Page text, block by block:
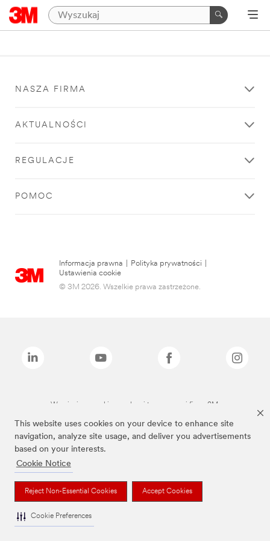
This website uses cookies on your device to enhance site
navigation, analyze site usage, and deliver you advertisements
based on your interests.
Cookie Notice
Reject Non-Essential Cookies Accept Cookies
Cookie Preferences
NASZA FIRMA
AKTUALNOŚCI
REGULACJE
POMOC
Informacja prawna Polityka prywatności
Ustawienia cookie
© 3M 2026. Wszelkie prawa zastrzeżone.
Wymienione marki są znakami towarowymi firmy 3M.